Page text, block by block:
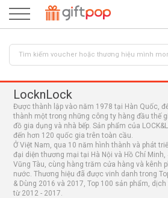
ĐĂNG NHẬP
LocknLock
Được thành lập vào năm 1978 tại Hàn Quốc,
thành một trong những công ty hàng đầu thế
đồ gia dụng và nhà bếp. Sản phẩm của
đến hơn 120 quốc gia trên toàn cầu.
Ở Việt Nam, qua 10 năm hình thành và phát
đại diện thương mại tại Hà Nội và Hồ Chí
Vũng Tàu, cùng hàng trăm cửa hàng và kênh
nước. Thương hiệu đã được vinh danh trong
& Dùng 2016 và 2017, Top 100 sản phẩm,
từ 2012 - 2017.